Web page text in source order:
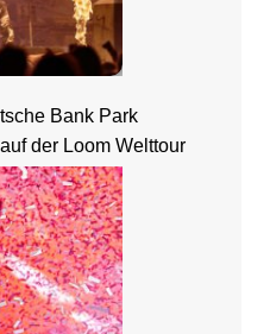
Bank Park
der Loom Welttour